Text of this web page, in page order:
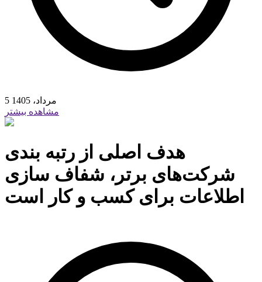
5 مرداد، 1405
مشاهده بیشتر
هدف اصلی از رتبه بندی
شرکت‌های برتر، شفاف‌ سازی
اطلاعات برای کسب و کار است